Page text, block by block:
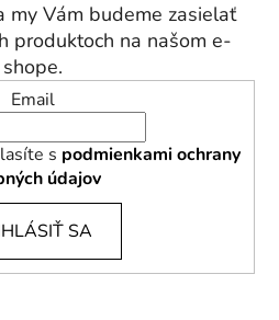
my Vám budeme zasielať
produktoch na našom e-
shope.
Email
s podmienkami ochrany
údajov
SA